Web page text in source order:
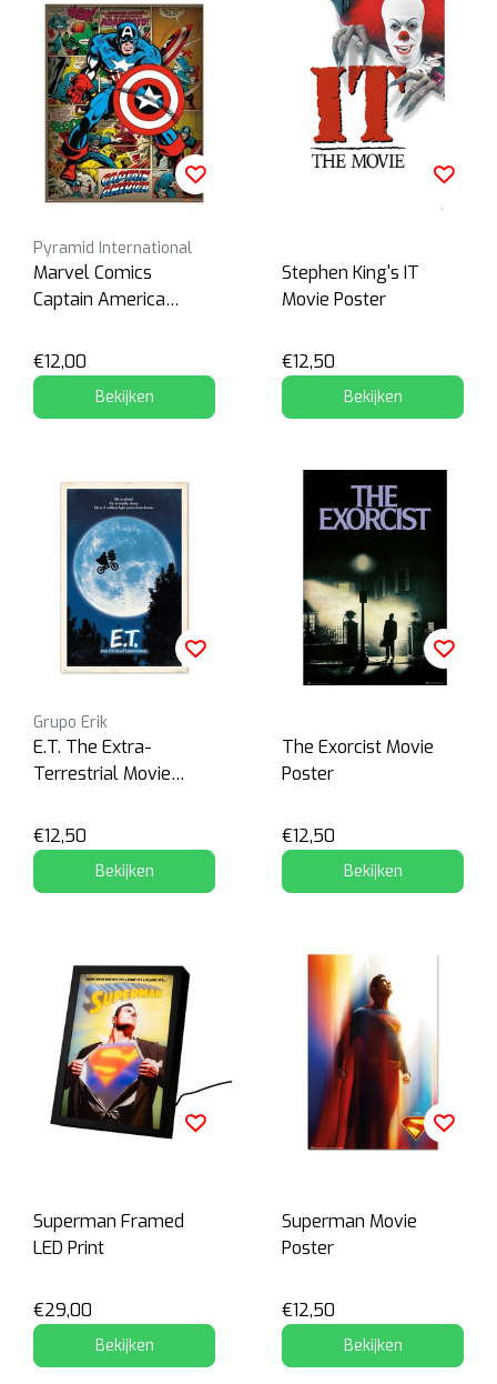
Pyramid International
Marvel Comics
Captain America
€12,00
Bekijken
Stephen King's IT
Movie Poster
€12,50
Bekijken
Grupo Erik
E.T. The Extra-
Terrestrial Movie
€12,50
Bekijken
The Exorcist Movie
Poster
€12,50
Bekijken
Superman Framed
LED Print
€29,00
Bekijken
Superman Movie
Poster
€12,50
Bekijken